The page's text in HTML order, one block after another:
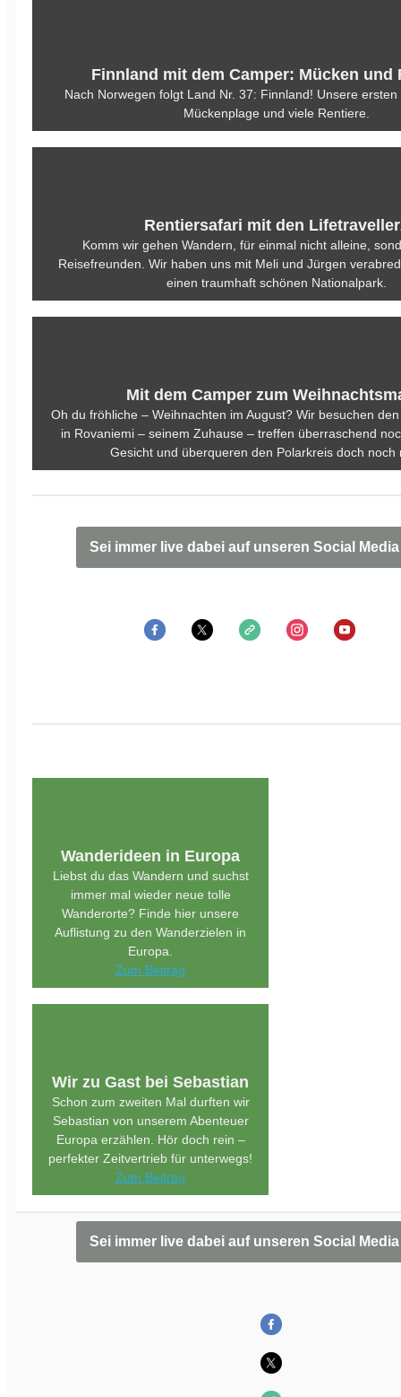
Finnland mit dem Camper: Mücken und
Nach Norwegen folgt Land Nr. 37: Finnland! Unsere
Mückenplage und viele Rentiere.
Rentiersafari mit den
Komm wir gehen Wandern, für einmal nicht alleine,
Reisefreunden. Wir haben uns mit Meli und Jürgen
einen traumhaft schönen Nationalpark.
Mit dem Camper zum
Oh du fröhliche – Weihnachten im August? Wir besuchen
in Rovaniemi – seinem Zuhause – treffen überraschend
Gesicht und überqueren den Polarkreis doch noch
Sei immer live dabei auf unseren Social
Wanderideen in Europa
Liebst du das Wandern und suchst
immer mal wieder neue tolle
Wanderorte? Finde hier unsere
Auflistung zu den Wanderzielen in
Europa.
Zum Beitrag
Wir zu Gast bei Sebastian
Schon zum zweiten Mal durften wir
Sebastian von unserem Abenteuer
Europa erzählen. Hör doch rein –
perfekter Zeitvertrieb für unterwegs!
Zum Beitrag
Sei immer live dabei auf unseren Social